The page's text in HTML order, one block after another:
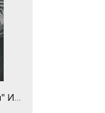
Книга "Мои воспоминания" Илья Львович Толстой